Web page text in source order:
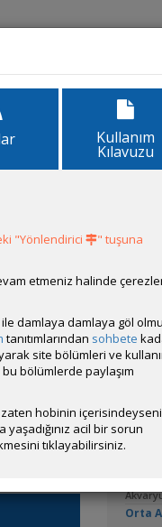
Orta
Kullanım
Kılavuzu
"Yönlendirici
" tuşuna
etmeniz halinde
ile damlaya damlaya göl
tanıtımlarından sohbete
site bölümleri ve
bölümlerde paylaşım
hobinin
acil bir sorun
tıklayabilirsiniz.